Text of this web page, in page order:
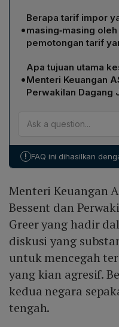
Kedua pihak sepakat
dagang selama 90
memberi ruang bagi
negosiasi lanjutan.
•
Berapa tarif impor
masing‑masing
pemotongan tarif
Pemerintah AS akan
Cina dari 145%
Tiongkok akan
125% menjadi 10%.
•
Apa tujuan utama
Menteri Keuangan
Perwakilan Dagang
Mereka menyatakan
mencegah eskalasi
menciptakan
global AS sebesar
defisit perdagangan.
! FAQ ini dihasilkan
Menteri Keuangan
Bessent dan
Greer yang hadir
diskusi yang
untuk mencegah
yang kian agresif.
kedua negara
tengah.